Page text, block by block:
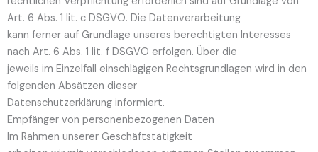
Art. 6 Abs. 1 lit. c DSGVO. Die Datenverarbeitung
kann ferner auf Grundlage unseres berechtigten Interesses
nach Art. 6 Abs. 1 lit. f DSGVO erfolgen. Über die
jeweils im Einzelfall einschlägigen Rechtsgrundlagen wird in den
folgenden Absätzen dieser
Datenschutzerklärung informiert.
Empfänger von personenbezogenen Daten
Im Rahmen unserer Geschäftstätigkeit